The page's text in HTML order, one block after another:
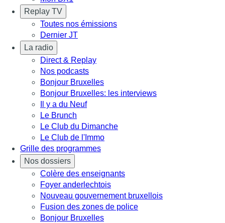
Replay TV
Toutes nos émissions
Dernier JT
La radio
Direct & Replay
Nos podcasts
Bonjour Bruxelles
Bonjour Bruxelles: les interviews
Il y a du Neuf
Le Brunch
Le Club du Dimanche
Le Club de l'Immo
Grille des programmes
Nos dossiers
Colère des enseignants
Foyer anderlechtois
Nouveau gouvernement bruxellois
Fusion des zones de police
Bonjour Bruxelles